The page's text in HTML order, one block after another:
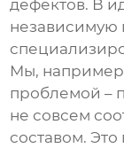
дефектов. В
независимую
Мы,
проблемой –
не совсем
составом.